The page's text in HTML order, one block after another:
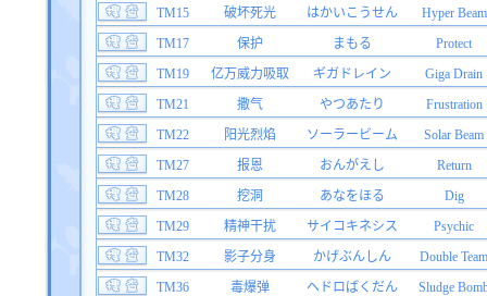
TM15
破坏死光 はかいこうせん
Hyper Beam
TM17
保护 まもる
Protect
TM19
亿万威力吸取 ギガドレイン
Giga Drain
TM21
撒气 やつあたり
Frustration
TM22
阳光烈焰 ソーラービーム
Solar Beam
TM27
报恩 おんがえし
Return
TM28
挖洞 あなをほる
Dig
TM29
精神干扰 サイコキネシス
Psychic
TM32
影子分身 かげぶんしん
Double Team
TM36
毒爆弹 ヘドロばくだん
Sludge